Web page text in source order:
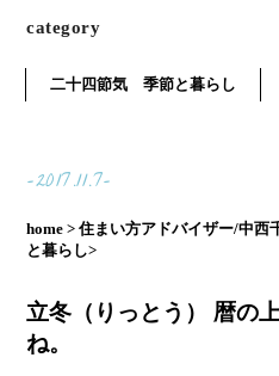
category
二十四節気 季節と暮らし
-2017.11.7-
home > 住まい方アドバイザー/中西
と暮らし>
立冬（りっとう） 暦の
ね。